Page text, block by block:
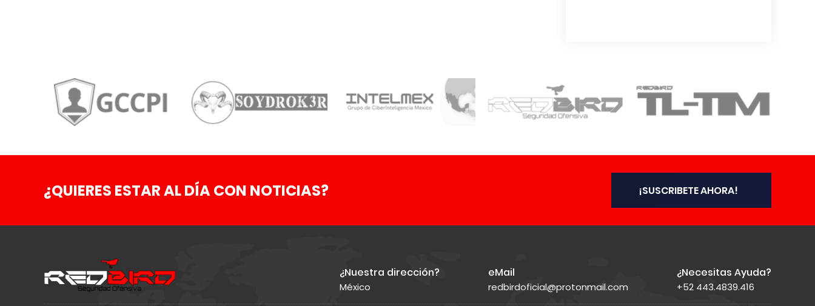
¿QUIERES ESTAR AL DÍA CON NOTICIAS? ¡SUSCRIBETE AHORA!
¿Nuestra dirección?
México
eMail
redbirdoficial@protonmail.com
¿Necesitas Ayuda?
+52 443.4839.416